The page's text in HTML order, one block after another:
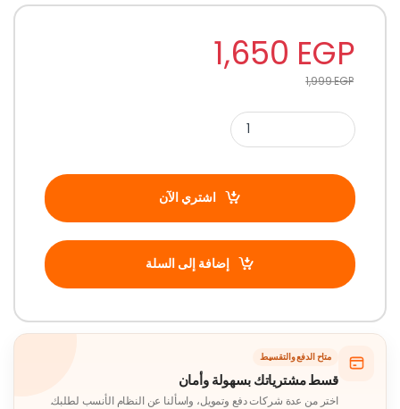
1,650 EGP
1,999EGP
اشتري الآن
إضافة إلى السلة
متاح الدفع والتقسيط
قسط مشترياتك بسهولة وأمان
اختر من عدة شركات دفع وتمويل، واسألنا عن النظام الأنسب لطلبك.